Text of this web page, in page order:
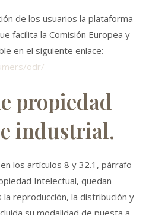
de los usuarios la plataforma
facilita la Comisión Europea y
en el siguiente enlace:
odr/
propiedad
industrial.
los artículos 8 y 32.1, párrafo
Intelectual, quedan
reproducción, la distribución y
su modalidad de puesta a